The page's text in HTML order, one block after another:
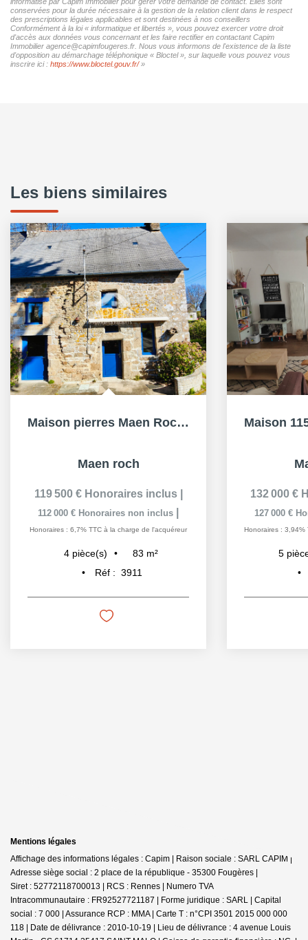
conservées pour la durée nécessaire à la gestion de la relation client dans le respect
des prescriptions légales applicables et sont destinées à nos conseillers
Conformément à la loi « informatique et libertés », vous pouvez exercer votre droit
d'accès aux données vous concernant et les faire rectifier en contactant Capim
Immobilier agence@capimfougeres.fr. Nous vous informons de l'existence de la liste
d'opposition au démarchage téléphonique « Bloctel », sur laquelle vous pouvez vous
inscrire ici : https://www.bloctel.gouv.fr/»
Les biens similaires
Maison pierres Maen Roch 4 pièce(s), 83 m², 3ch, vie plain...
Maen roch
119 500 € Honoraires inclus
112 000 € Honoraires non inclus
Honoraires : 6,7% TTC à la charge de l'acquéreur
4 pièce(s) 83 m²
Réf : 3911
132 000 €
127 000 €
Honoraires : 3,94%
5
Mentions légales
Affichage des informations légales : Capim | Raison sociale : SARL CAPIM |
Adresse siège social : 2 place de la république - 35300 Fougères |
Siret : 52772118700013 | RCS : Rennes | Numero TVA
Intracommunautaire : FR92527721187 | Forme juridique : SARL | Capital
social : 7 000 | Assurance RCP : MMA | Carte T : n°CPI 3501 2015 000 000
118 | Date de délivrance : 2010-10-19 | Lieu de délivrance : 4 avenue Louis